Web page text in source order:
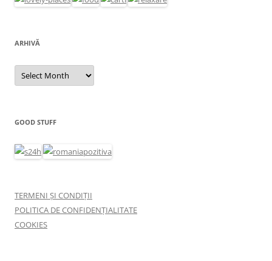
ARHIVĂ
Arhivă
GOOD STUFF
TERMENI ȘI CONDIȚII
POLITICA DE CONFIDENȚIALITATE
COOKIES